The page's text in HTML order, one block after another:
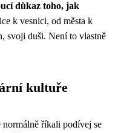
důkaz toho, jak
k vesnici, od města k
svoji duši. Není to vlastně
kultuře
normálně říkali podívej se